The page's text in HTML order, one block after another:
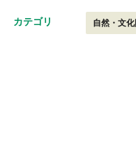
カテゴリ 自然・文